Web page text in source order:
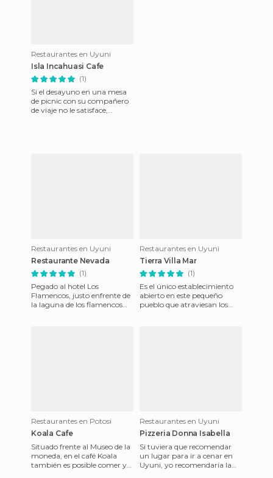
Restaurantes en Uyuni
Isla Incahuasi Cafe
(1)
Si el desayuno en una mesa
de picnic con su compañero
de viaje no le satisface,
Restaurantes en Uyuni
Restaurante Nevada
(1)
Pegado al hotel Los
Flamencos, justo enfrente de
la laguna de los flamencos
Restaurantes en Uyuni
Tierra Villa Mar
(1)
Es el único establecimiento
abierto en este pequeño
pueblo que atraviesan los
Restaurantes en Potosi
Koala Cafe
Situado frente al Museo de la
moneda, en el café Koala
también es posible comer y
Restaurantes en Uyuni
Pizzeria Donna Isabella
Si tuviera que recomendar
un lugar para ir a cenar en
Uyuni, yo recomendaría la